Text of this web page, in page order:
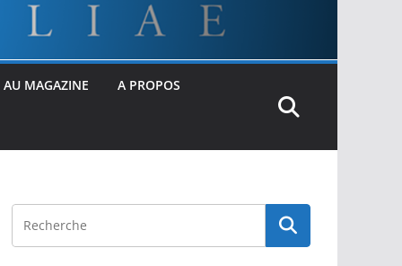
AU MAGAZINE A PROPOS